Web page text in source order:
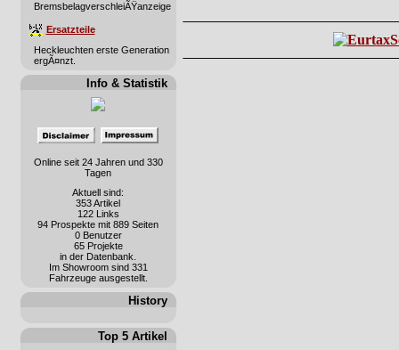
BremsbelagverschleiÃŸanzeige
Ersatzteile
Heckleuchten erste Generation
ergÃ¤nzt.
Info & Statistik
Online seit 24 Jahren und 330
Tagen
Aktuell sind:
353 Artikel
122 Links
94 Prospekte mit 889 Seiten
0 Benutzer
65 Projekte
in der Datenbank.
Im Showroom sind 331
Fahrzeuge ausgestellt.
History
Top 5 Artikel